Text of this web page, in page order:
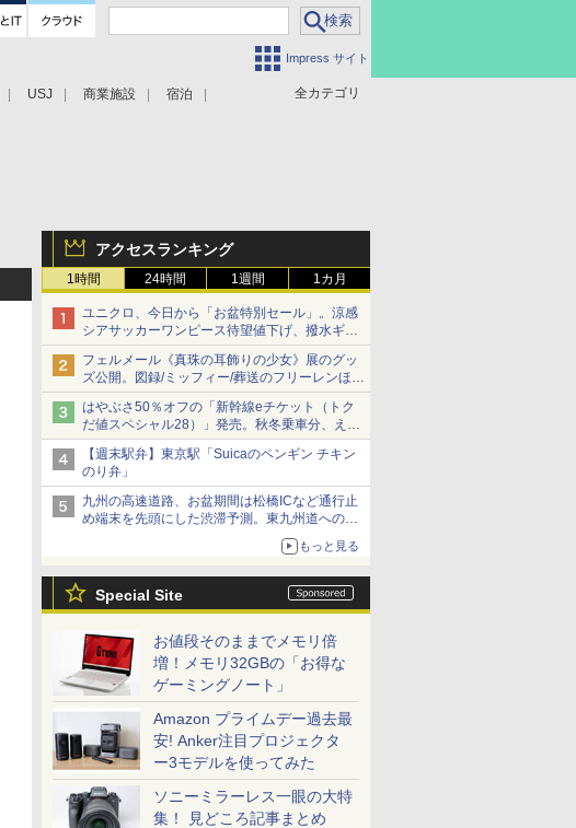
Impress サイト
全カテゴリ
USJ 商業施設 宿泊
アクセスランキング
1時間 24時間 1週間 1カ月
ユニクロ、今日から「お盆特別セール」。涼感
シアサッカーワンピース待望値下げ、撥水ギア
ショーツは1990円に
フェルメール《真珠の耳飾りの少女》展のグッ
ズ公開。図録/ミッフィー/葬送のフリーレンほ
か、注目ブランドコラボが実現
はやぶさ50％オフの「新幹線eチケット（トク
だ値スペシャル28）」発売。秋冬乗車分、えき
ねっと限定
【週末駅弁】東京駅「Suicaのペンギン チキン
のり弁」
九州の高速道路、お盆期間は松橋ICなど通行止
め端末を先頭にした渋滞予測。東九州道への迂
もっと見る
Special Site
お値段そのままでメモリ倍
増！メモリ32GBの「お得な
ゲーミングノート」
Amazon プライムデー過去最
安! Anker注目プロジェクタ
ー3モデルを使ってみた
ソニーミラーレス一眼の大特
集！ 見どころ記事まとめ